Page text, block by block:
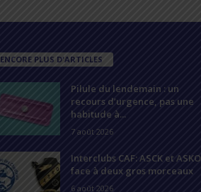
ENCORE PLUS D'ARTICLES
Pilule du lendemain : un
recours d’urgence, pas une
habitude à...
7 août 2026
Interclubs CAF: ASCK et ASKO
face à deux gros morceaux
6 août 2026